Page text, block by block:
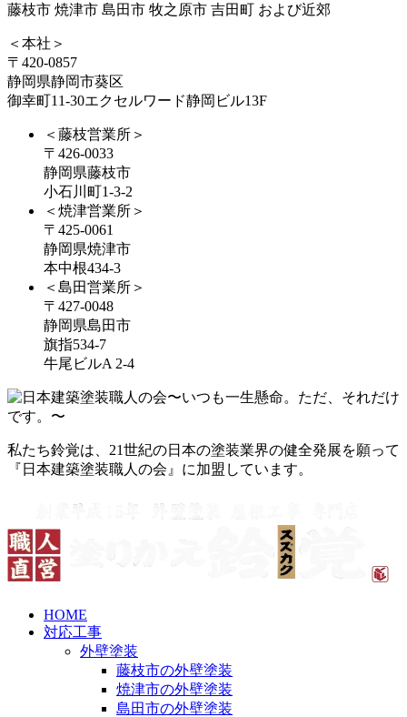
藤枝市 焼津市 島田市 牧之原市 吉田町 および近郊
＜本社＞
〒420-0857
静岡県静岡市葵区
御幸町11-30エクセルワード静岡ビル13F
＜藤枝営業所＞
〒426-0033
静岡県藤枝市
小石川町1-3-2
＜焼津営業所＞
〒425-0061
静岡県焼津市
本中根434-3
＜島田営業所＞
〒427-0048
静岡県島田市
旗指534-7
牛尾ビルA 2-4
私たち鈴覚は、21世紀の日本の塗装業界の健全発展を願って
『日本建築塗装職人の会』に加盟しています。
HOME
対応工事
外壁塗装
藤枝市の外壁塗装
焼津市の外壁塗装
島田市の外壁塗装